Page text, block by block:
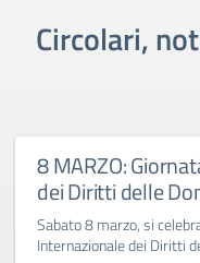
Circolari,
8 MARZO:
dei Diritti delle
Sabato 8 marzo, si
Internazionale dei Diritti